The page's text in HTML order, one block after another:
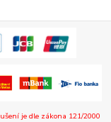
je dle zákona 121/2000